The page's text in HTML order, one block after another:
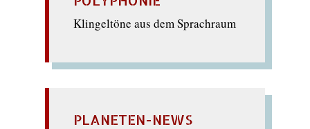
Klingeltöne aus dem Sprachraum
PLANETEN-NEWS